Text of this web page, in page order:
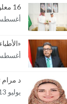
16 معلومة حول زيارة وفد الهيئة العربية للإستثمار…
أغسطس 5,
أغسطس 1,
د
يوليو 13, 2026